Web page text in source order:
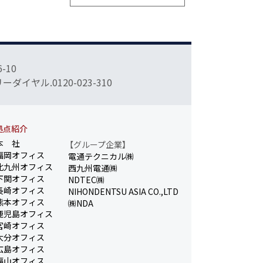
10
ダイヤル.0120-023-310
紹介
社
岡オフィス
九州オフィス
関オフィス
崎オフィス
本オフィス
児島オフィス
崎オフィス
分オフィス
島オフィス
山オフィス
【グループ企業】
電通テクニカル㈱
西九州電通㈱
NDTEC㈱
NIHONDENTSU ASIA CO.,LTD
㈱NDA